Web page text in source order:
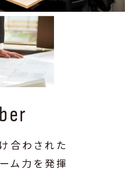
合わされた
ム力を発揮